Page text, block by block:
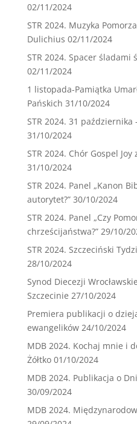
02/11/2024
STR 2024. Muzyka
Dulichius 02/11/2024
STR 2024. Spacer śladami
02/11/2024
1 listopada-Pamiątka
Pańskich 31/10/2024
STR 2024. 31 października
31/10/2024
STR 2024. Chór Gospel
31/10/2024
STR 2024. Panel „Kanon
autorytet?” 30/10/2024
STR 2024. Panel „Czy
chrześcijaństwa?” 29/10/
STR 2024. Szczeciński
28/10/2024
Synod Diecezji
Szczecinie 27/10/2024
Premiera publikacji o
ewangelików 24/10/2024
MDB 2024. Kochaj mnie i
Żółtko 01/10/2024
MDB 2024. Publikacja o
30/09/2024
MDB 2024.